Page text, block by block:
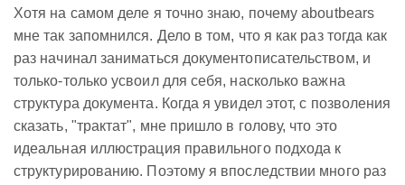
Хотя на самом деле я точно знаю, почему aboutbears
мне так запомнился. Дело в том, что я как раз тогда как
раз начинал заниматься документописательством, и
только-только усвоил для себя, насколько важна
структура документа. Когда я увидел этот, с позволения
сказать, "трактат", мне пришло в голову, что это
идеальная иллюстрация правильного подхода к
структурированию. Поэтому я впоследствии много раз